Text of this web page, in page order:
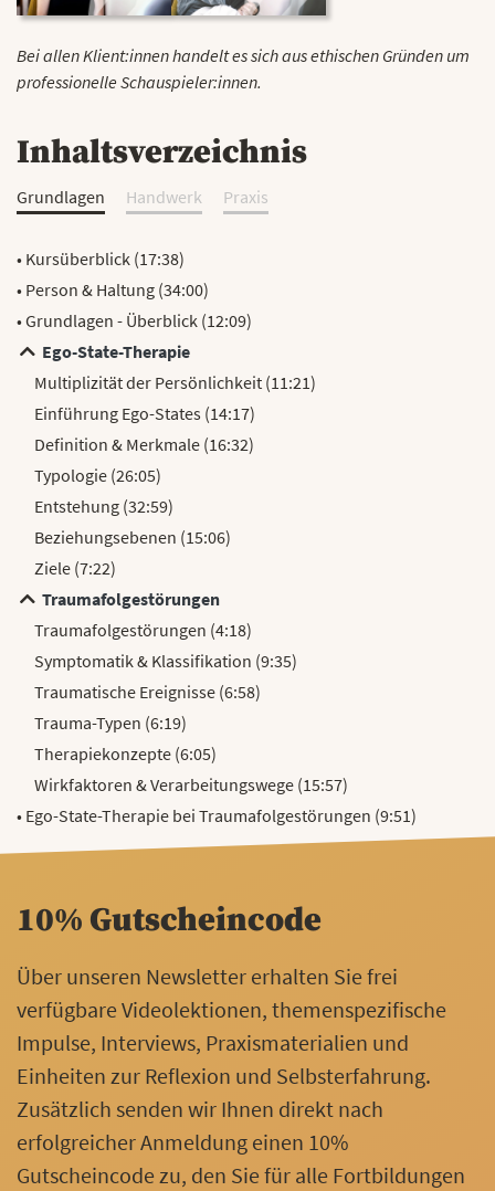
Bei allen Klient:innen handelt es sich aus ethischen Gründen um
professionelle Schauspieler:innen.
Inhaltsverzeichnis
Grundlagen Handwerk Praxis
• Kursüberblick (17:38)
• Person & Haltung (34:00)
• Grundlagen - Überblick (12:09)
Ego-State-Therapie
Multiplizität der Persönlichkeit (11:21)
Einführung Ego-States (14:17)
Definition & Merkmale (16:32)
Typologie (26:05)
Entstehung (32:59)
Beziehungsebenen (15:06)
Ziele (7:22)
Traumafolgestörungen
Traumafolgestörungen (4:18)
Symptomatik & Klassifikation (9:35)
Traumatische Ereignisse (6:58)
Trauma-Typen (6:19)
Therapiekonzepte (6:05)
Wirkfaktoren & Verarbeitungswege (15:57)
• Ego-State-Therapie bei Traumafolgestörungen (9:51)
10% Gutscheincode
Über unseren Newsletter erhalten Sie frei
verfügbare Videolektionen, themenspezifische
Impulse, Interviews, Praxismaterialien und
Einheiten zur Reflexion und Selbsterfahrung.
Zusätzlich senden wir Ihnen direkt nach
erfolgreicher Anmeldung einen 10%
Gutscheincode zu, den Sie für alle Fortbildungen